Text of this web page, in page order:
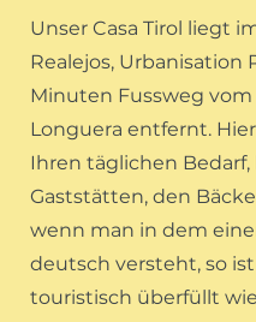
Unser Casa Tirol liegt
Realejos, Urbanisation
Minuten Fussweg
Longuera entfernt.
Ihren täglichen
Gaststätten, den
wenn man in dem
deutsch versteht, so
touristisch überfüllt